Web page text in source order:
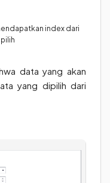
index dari
data yang akan
yang dipilih dari